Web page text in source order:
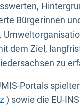
Bürgerinnen
dem Ziel,
zu
Portals
) sowie die EU-